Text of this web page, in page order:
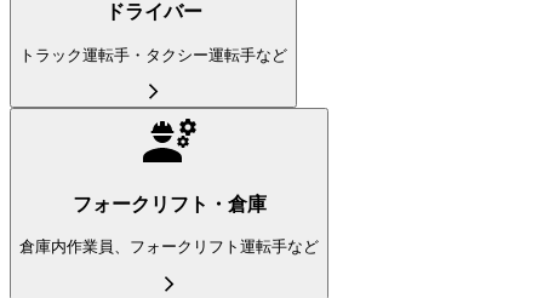
ドライバー
トラック運転手・タクシー運転手など
フォークリフト・倉庫
倉庫内作業員、フォークリフト運転手など